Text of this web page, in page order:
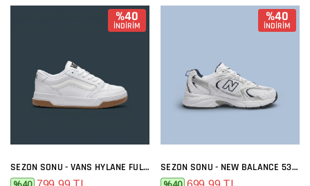
%40
İNDİRİM
SEZON SONU - VANS HYLANE FULL BEYAZ
%40
İNDİRİM
SEZON SONU - NEW BALANCE 530 BEYAZ LACI